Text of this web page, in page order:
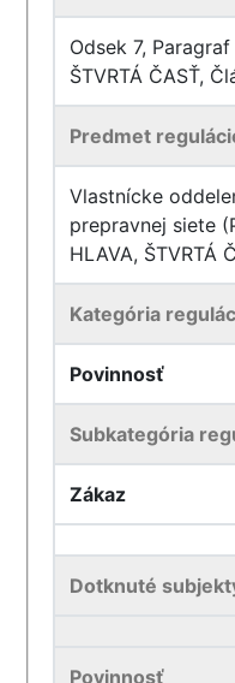
Odsek 7,
ŠTVRTÁ ČASŤ,
Predmet
Vlastnícke
prepravnej siete
HLAVA, ŠTVRTÁ
Kategória
Povinnosť
Subkategória
Zákaz
Dotknuté
Povinnosť